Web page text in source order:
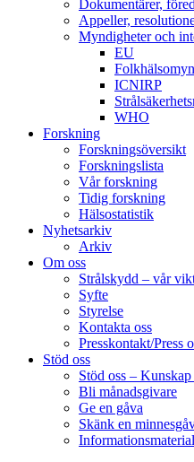
Dokumentärer,
Appeller,
Myndigheter och
EU
ICNIRP
WHO
Forskning
Forskningsöversikt
Forskningslista
Vår forskning
Tidig forskning
Hälsostatistik
Nyhetsarkiv
Arkiv
Om oss
Strålskydd – vår
Syfte
Styrelse
Kontakta oss
Presskontakt/Press
Stöd oss
Stöd oss –
Bli månadsgivare
Ge en gåva
Skänk en
Informationsmaterial